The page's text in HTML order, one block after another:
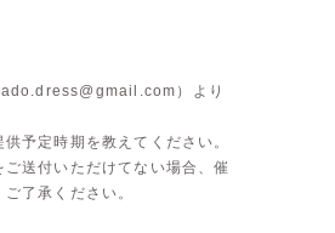
）より
予定時期を教えてください。
送付いただけてない場合、催
了承ください。